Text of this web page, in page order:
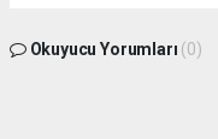
Okuyucu Yorumları (0)